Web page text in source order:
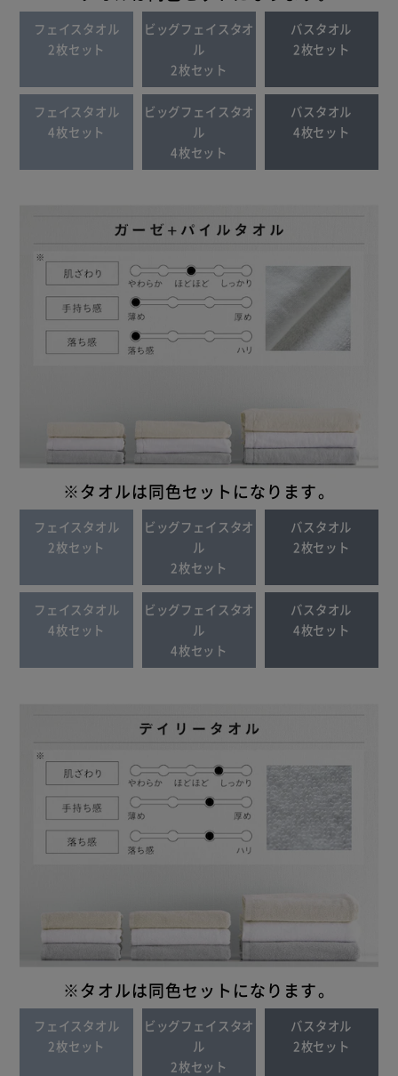
フェイスタオル
2枚セット
ビッグフェイスタオ
ル
2枚セット
バスタオル
2枚セット
フェイスタオル
4枚セット
ビッグフェイスタオ
ル
4枚セット
バスタオル
4枚セット
※タオルは同色セットになります。
フェイスタオル
2枚セット
ビッグフェイスタオ
ル
2枚セット
バスタオル
2枚セット
フェイスタオル
4枚セット
ビッグフェイスタオ
ル
4枚セット
バスタオル
4枚セット
※タオルは同色セットになります。
フェイスタオル
2枚セット
ビッグフェイスタオ
ル
2枚セット
バスタオル
2枚セット